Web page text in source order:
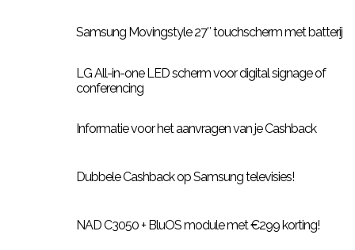
Samsung Movingstyle 27″ touchscherm met batterij
LG All-in-one LED scherm voor digital signage of
conferencing
Informatie voor het aanvragen van je Cashback
Dubbele Cashback op Samsung televisies!
NAD C3050 + BluOS module met €299 korting!